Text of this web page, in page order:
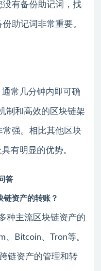
有备份助记词，找
助记词非常重要。
常几分钟内即可确
制和高效的区块链架
强。相比其他区块
有明显的优势。
答
链资产的转账？
种主流区块链资产的
、Bitcoin、Tron等。
链资产的管理和转